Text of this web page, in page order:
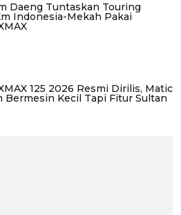
Daeng Tuntaskan Touring
Indonesia-Mekah Pakai
125 2026 Resmi Dirilis, Matic
Bermesin Kecil Tapi Fitur Sultan